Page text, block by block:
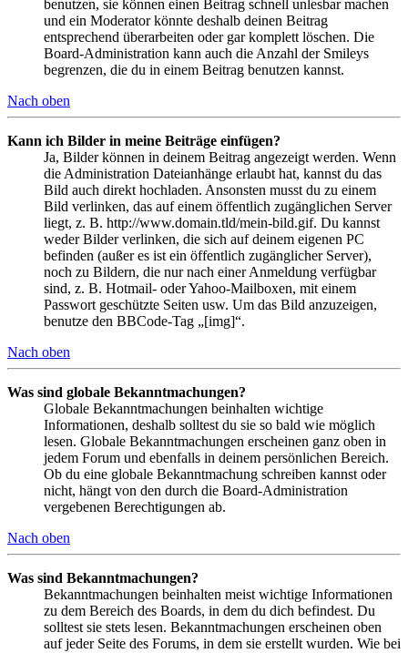
benutzen, sie können einen Beitrag schnell unlesbar machen
und ein Moderator könnte deshalb deinen Beitrag
entsprechend überarbeiten oder gar komplett löschen. Die
Board-Administration kann auch die Anzahl der Smileys
begrenzen, die du in einem Beitrag benutzen kannst.
Nach oben
Kann ich Bilder in meine Beiträge einfügen?
Ja, Bilder können in deinem Beitrag angezeigt werden. Wenn
die Administration Dateianhänge erlaubt hat, kannst du das
Bild auch direkt hochladen. Ansonsten musst du zu einem
Bild verlinken, das auf einem öffentlich zugänglichen Server
liegt, z. B. http://www.domain.tld/mein-bild.gif. Du kannst
weder Bilder verlinken, die sich auf deinem eigenen PC
befinden (außer es ist ein öffentlich zugänglicher Server),
noch zu Bildern, die nur nach einer Anmeldung verfügbar
sind, z. B. Hotmail- oder Yahoo-Mailboxen, mit einem
Passwort geschützte Seiten usw. Um das Bild anzuzeigen,
benutze den BBCode-Tag „[img]“.
Nach oben
Was sind globale Bekanntmachungen?
Globale Bekanntmachungen beinhalten wichtige
Informationen, deshalb solltest du sie so bald wie möglich
lesen. Globale Bekanntmachungen erscheinen ganz oben in
jedem Forum und ebenfalls in deinem persönlichen Bereich.
Ob du eine globale Bekanntmachung schreiben kannst oder
nicht, hängt von den durch die Board-Administration
vergebenen Berechtigungen ab.
Nach oben
Was sind Bekanntmachungen?
Bekanntmachungen beinhalten meist wichtige Informationen
zu dem Bereich des Boards, in dem du dich befindest. Du
solltest sie stets lesen. Bekanntmachungen erscheinen oben
auf jeder Seite des Forums, in dem sie erstellt wurden. Wie bei